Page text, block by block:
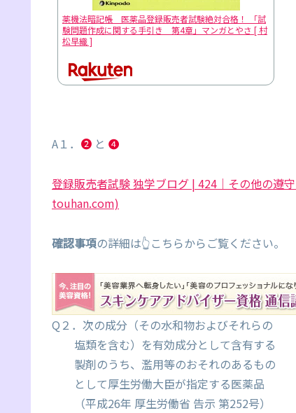
薬機法暗記帳 医薬品登録販売者試験絶対合格！ 「試
験問題作成に関する手引き 第4章」マンガとやさ [ 村
松早織 ]
A１． ❷ と ❹
登録販売者試験 独学ブログ | 424｜その他の
touhan.com)
確認事項の詳細は👆こちらからご覧ください。
Q２．次の成分（その水和物およびそれらの
塩類を含む）を有効成分として含有する
製剤のうち、濫用等のおそれのあるもの
として厚生労働大臣が指定する医薬品
（平成26年 厚生労働省 告示 第252号）